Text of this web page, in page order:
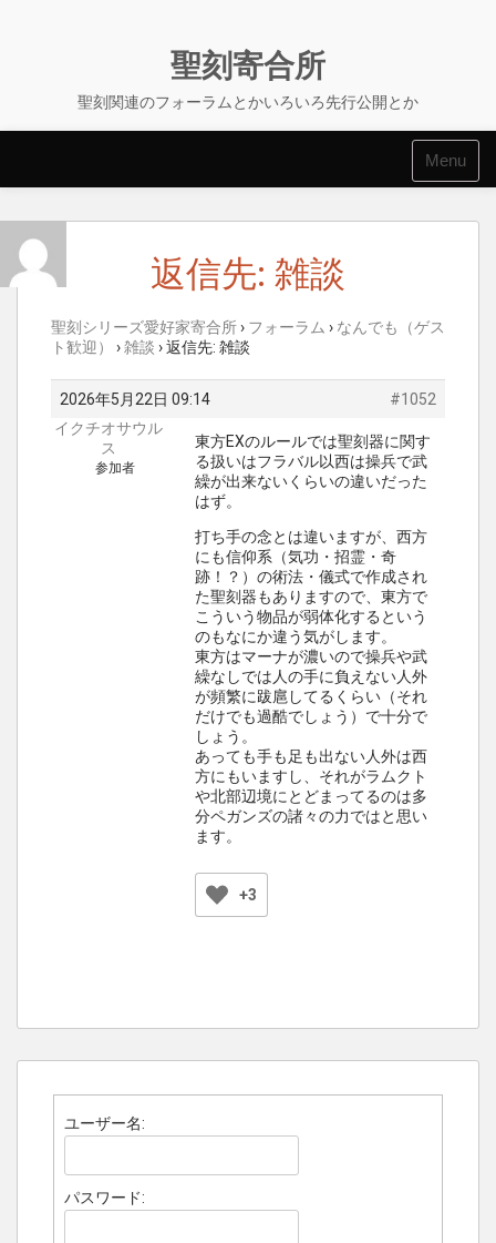
聖刻寄合所
聖刻関連のフォーラムとかいろいろ先行公開とか
Menu
返信先: 雑談
聖刻シリーズ愛好家寄合所› フォーラム › なんでも（ゲス
ト歓迎）
›雑談 ›返信先: 雑談
2026年5月22日 09:14
#1052
イクチオサウル
ス
参加者
東方EXのルールでは聖刻器に関す
る扱いはフラバル以西は操兵で武
繰が出来ないくらいの違いだった
はず。
打ち手の念とは違いますが、西方
にも信仰系（気功・招霊・奇
跡！？）の術法・儀式で作成され
た聖刻器もありますので、東方で
こういう物品が弱体化するという
のもなにか違う気がします。
東方はマーナが濃いので操兵や武
繰なしでは人の手に負えない人外
が頻繁に跋扈してるくらい（それ
だけでも過酷でしょう）で十分で
しょう。
あっても手も足も出ない人外は西
方にもいますし、それがラムクト
や北部辺境にとどまってるのは多
分ペガンズの諸々の力ではと思い
ます。
+3
ユーザー名:
パスワード: